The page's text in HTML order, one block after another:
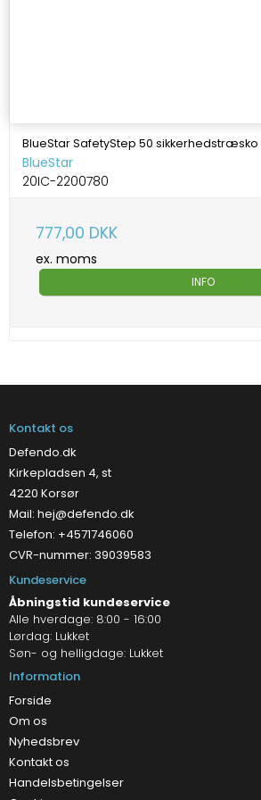
BlueStar SafetyStep 50 sikkerhedstræsko
BlueStar
20IC-2200780
777,00 DKK
ex. moms
INFO
Kontakt os
Defendo.dk
Kirkepladsen 4, st
4220 Korsør
Mail: hej@defendo.dk
Telefon: +4571746060
CVR-nummer: 39039583
Kundeservice
Åbningstid kundeservice
Alle hverdage: 8:00 - 16:00
Lørdag: Lukket
Søn- og helligdage: Lukket
Information
Forside
Om os
Nyhedsbrev
Kontakt os
Handelsbetingelser